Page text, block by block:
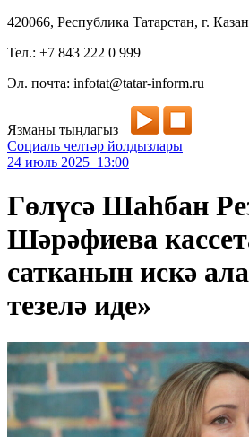
420066, Республика Татарстан, г.
Тел.: +7 843 222 0 999
Эл. почта: infotat@tatar-inform.ru
Язманы тыңлагыз
Социаль челтәр йолдызлары
24 июль 2025 13:00
Гөлүсә Шаһбан
Шәрәфиева
сатканын искә
тезелә иде»